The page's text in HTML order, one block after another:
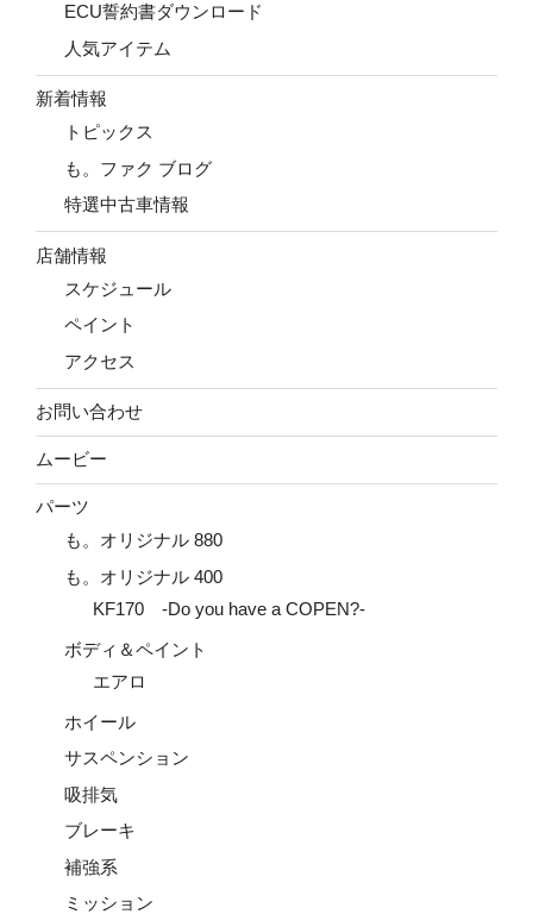
ECU誓約書ダウンロード
人気アイテム
新着情報
トピックス
も。ファク ブログ
特選中古車情報
店舗情報
スケジュール
ペイント
アクセス
お問い合わせ
ムービー
パーツ
も。オリジナル 880
も。オリジナル 400
KF170 -Do you have a COPEN?-
ボディ＆ペイント
エアロ
ホイール
サスペンション
吸排気
ブレーキ
補強系
ミッション